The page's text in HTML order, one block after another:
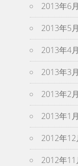
2013年6月
2013年5月
2013年4月
2013年3月
2013年2月
2013年1月
2012年12
2012年11